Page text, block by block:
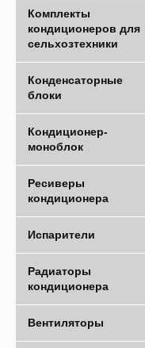
Комплекты
кондиционеров для
сельхозтехники
Конденсаторные
блоки
Кондиционер-
моноблок
Ресиверы
кондиционера
Испарители
Радиаторы
кондиционера
Вентиляторы